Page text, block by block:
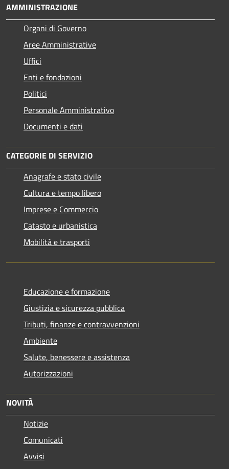
AMMINISTRAZIONE
Organi di Governo
Aree Amministrative
Uffici
Enti e fondazioni
Politici
Personale Amministrativo
Documenti e dati
CATEGORIE DI SERVIZIO
Anagrafe e stato civile
Cultura e tempo libero
Imprese e Commercio
Catasto e urbanistica
Mobilità e trasporti
Educazione e formazione
Giustizia e sicurezza pubblica
Tributi, finanze e contravvenzioni
Ambiente
Salute, benessere e assistenza
Autorizzazioni
NOVITÀ
Notizie
Comunicati
Avvisi